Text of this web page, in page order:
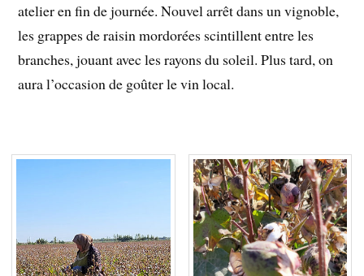
atelier en fin de journée. Nouvel arrêt dans un vignoble,
les grappes de raisin mordorées scintillent entre les
branches, jouant avec les rayons du soleil. Plus tard, on
aura l’occasion de goûter le vin local.